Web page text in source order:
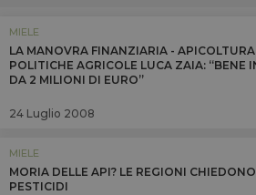
MIELE
LA MANOVRA FINANZIARIA -
POLITICHE AGRICOLE LUCA ZAIA: “BENE
DA 2 MILIONI DI EURO”
24 Luglio 2008
MIELE
MORIA DELLE API? LE REGIONI
PESTICIDI